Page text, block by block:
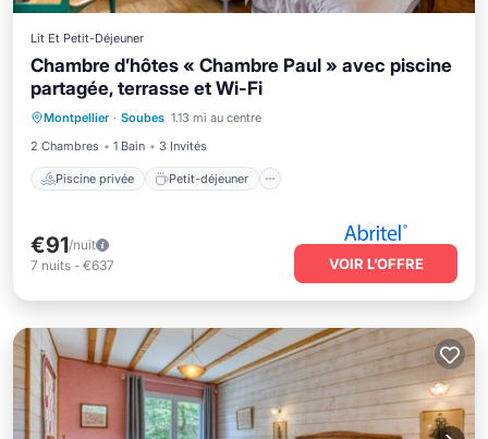
Lit Et Petit-Déjeuner
Chambre d’hôtes « Chambre Paul » avec piscine
partagée, terrasse et Wi-Fi
Montpellier · Soubes 1.13 mi au centre
2 Chambres
1 Bain 3 Invités
Piscine privée Petit-déjeuner
Piscine privée
Petit-déjeuner
Parking
Piscine
€91/nuit
7 nuits - €637 VOIR L’OFFRE